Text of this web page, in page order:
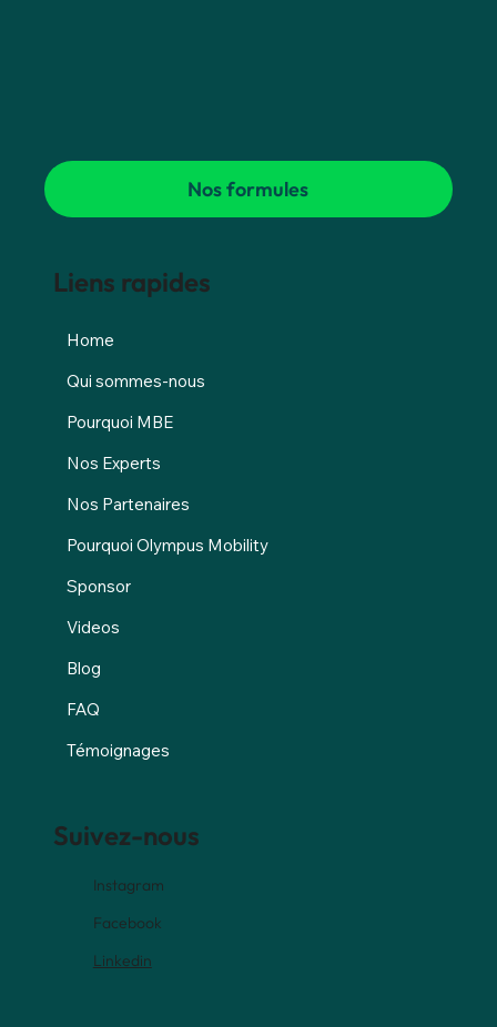
Liens rapides
Home
Qui sommes-nous
Pourquoi MBE
Nos Experts
Nos Partenaires
Pourquoi Olympus Mobility
Sponsor
Videos
Blog
FAQ
Témoignages
Suivez-nous
Instagram
Facebook
Linkedin
Nos formules